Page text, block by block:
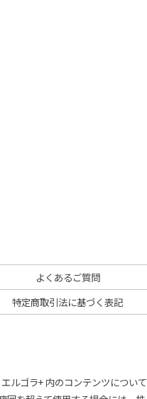
よくあるご質問
特定商取引法に基づく表記
ルゴラ+ 内のコンテンツについて